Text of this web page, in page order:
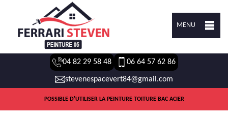
MENU
04 82 29 58 48 06 64 57 62 86
stevenespacevert84@gmail.com
POSSIBLE D'UTILISER LA PEINTURE TOITURE BAC ACIER